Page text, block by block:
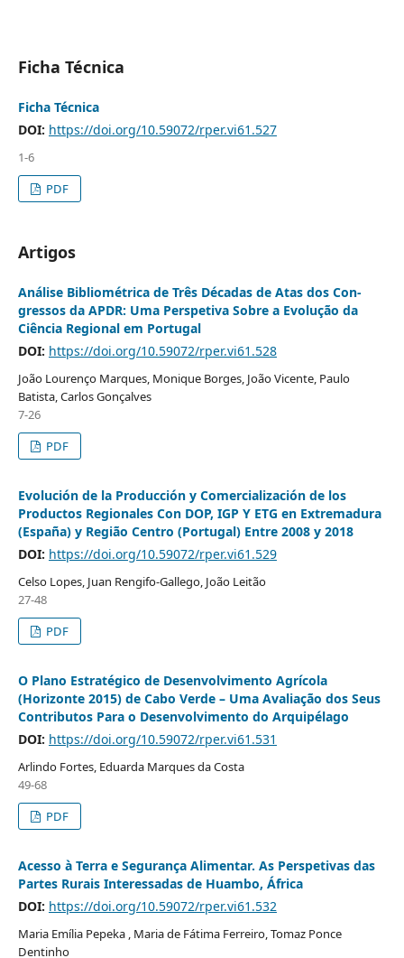
Ficha Técnica
Ficha Técnica
DOI: https://doi.org/10.59072/rper.vi61.527
1-6
PDF
Artigos
Análise Bibliométrica de Três Décadas de Atas dos Con-
gressos da APDR: Uma Perspetiva Sobre a Evolução da
Ciência Regional em Portugal
DOI: https://doi.org/10.59072/rper.vi61.528
João Lourenço Marques, Monique Borges, João Vicente, Paulo
Batista, Carlos Gonçalves
7-26
PDF
Evolución de la Producción y Comercialización de los
Productos Regionales Con DOP, IGP Y ETG en Extremadura
(España) y Região Centro (Portugal) Entre 2008 y 2018
DOI: https://doi.org/10.59072/rper.vi61.529
Celso Lopes, Juan Rengifo-Gallego, João Leitão
27-48
PDF
O Plano Estratégico de Desenvolvimento Agrícola
(Horizonte 2015) de Cabo Verde – Uma Avaliação dos Seus
Contributos Para o Desenvolvimento do Arquipélago
DOI: https://doi.org/10.59072/rper.vi61.531
Arlindo Fortes, Eduarda Marques da Costa
49-68
PDF
Acesso à Terra e Segurança Alimentar. As Perspetivas das
Partes Rurais Interessadas de Huambo, África
DOI: https://doi.org/10.59072/rper.vi61.532
Maria Emília Pepeka , Maria de Fátima Ferreiro, Tomaz Ponce
Dentinho